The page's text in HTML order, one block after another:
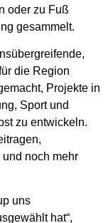
oder zu Fuß
gesammelt.
die Region
Projekte in
Sport und
zu entwickeln.
noch mehr
uns
hat“,